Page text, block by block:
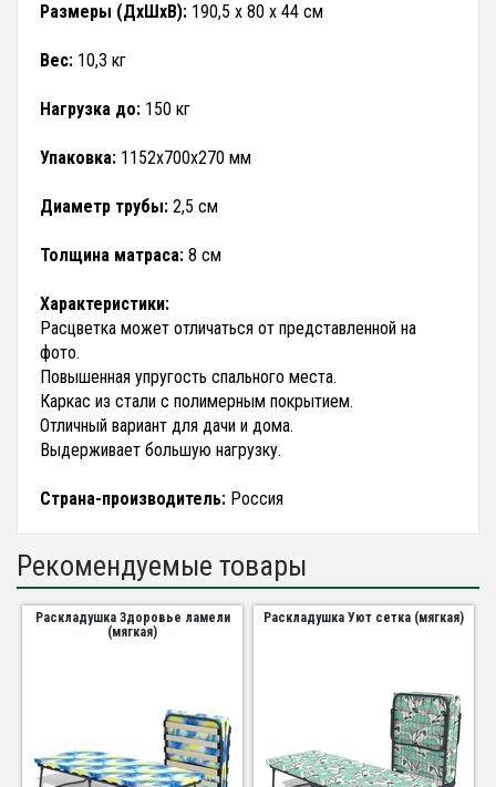
Размеры (ДхШхВ): 190,5 х 80 х 44 см
Вес: 10,3 кг
Нагрузка до: 150 кг
Упаковка: 1152х700х270 мм
Диаметр трубы: 2,5 см
Толщина матраса: 8 см
Характеристики:
Расцветка может отличаться от представленной на
фото.
Повышенная упругость спального места.
Каркас из стали с полимерным покрытием.
Отличный вариант для дачи и дома.
Выдерживает большую нагрузку.
Страна-производитель: Россия
Рекомендуемые товары
Раскладушка Здоровье ламели
(мягкая)
Раскладушка Уют сетка (мягкая)